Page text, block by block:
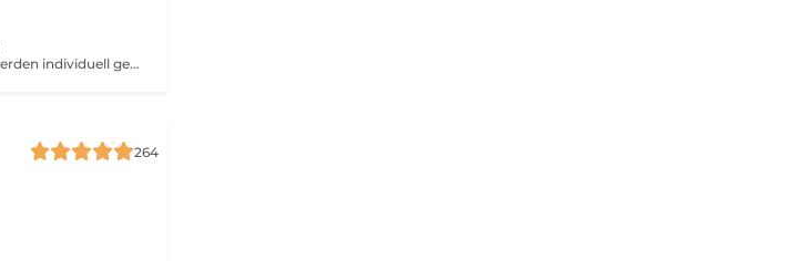
Volumen-Technik Bei der Volumen Technik werden individuell gestaltete Kunsthaarfächer auf die einzelne Echthaarwimper gesetzt. Diese Methode besticht durch ihre große Vielfalt. Looks von sehr natürlich, fast unsichtbar bis hin zu intensiv und ausdrucksstark ist hier kein Problem.
264